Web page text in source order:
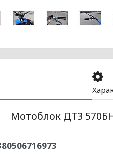
Мотоблок ДТЗ